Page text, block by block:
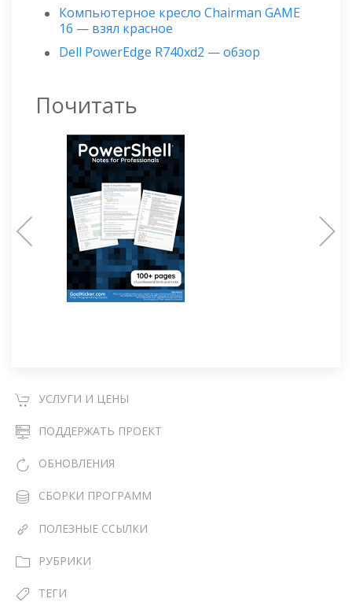
Компьютерное кресло Chairman GAME
16 — взял красное
Dell PowerEdge R740xd2 — обзор
Почитать
УСЛУГИ И ЦЕНЫ
ПОДДЕРЖАТЬ ПРОЕКТ
ОБНОВЛЕНИЯ
СБОРКИ ПРОГРАММ
ПОЛЕЗНЫЕ ССЫЛКИ
РУБРИКИ
ТЕГИ